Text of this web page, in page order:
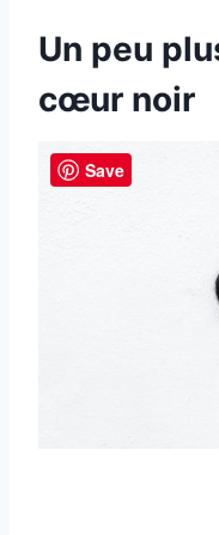
Un peu
cœur noir
Save